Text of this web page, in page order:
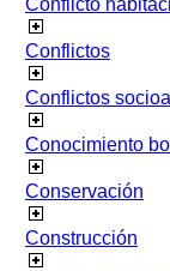
Conflicto
Conflictos
Conflictos
Conocimiento
Conservación
Construcción